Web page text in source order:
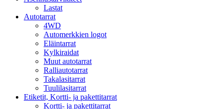
Lastat
Autotarrat
4WD
Automerkkien logot
Eläintarrat
Kylkiraidat
Muut autotarrat
Ralliautotarrat
Takalasitarrat
Tuulilasitarrat
Etiketit, Kortti- ja pakettitarrat
Kortti- ja pakettitarrat